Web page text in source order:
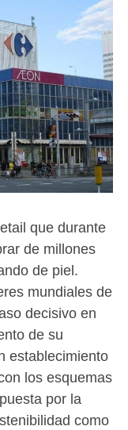
que durante
de millones
de piel.
mundiales de
decisivo en
de su
establecimiento
los esquemas
por la
como